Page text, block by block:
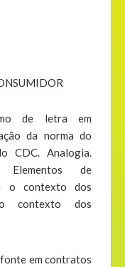
de letra em
da norma do
CDC. Analogia.
Elementos de
o contexto dos
contexto dos
em contratos